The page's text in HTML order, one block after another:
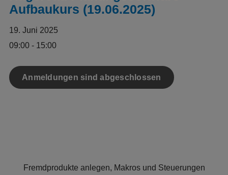
Aufbaukurs (19.06.2025)
19. Juni 2025
09:00 - 15:00
Anmeldungen sind abgeschlossen
Fremdprodukte anlegen, Makros und Steuerungen